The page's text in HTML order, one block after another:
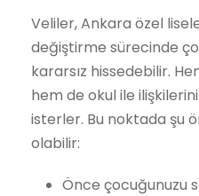
Veliler, Ankara özel
değiştirme sürecinde
kararsız hissedebilir.
hem de okul ile
isterler. Bu noktada şu
olabilir:
Önce çocuğunuzu